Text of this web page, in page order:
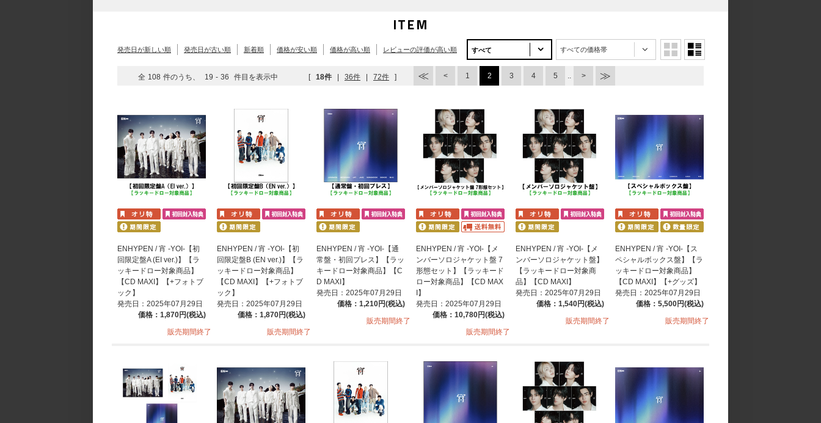
ITEM
発売日が新しい順 発売日が古い順 新着順 価格が安い順 価格が高い順 レビューの評価が高い順 すべて すべての価格帯
全 108 件のうち、 19 - 36 件目を表示中 [ 18件 | 36件 | 72件 ] 1 2 3 4 5
ENHYPEN / 宵 -YOI-【初
回限定盤A (EI ver.)】【ラ
ッキードロー対象商品】
【CD MAXI】【+フォトブ
ック】
発売日：2025年07月29日
価格：1,870円(税込)
販売期間終了
ENHYPEN / 宵 -YOI-【初
回限定盤B (EN ver.)】【ラ
ッキードロー対象商品】
【CD MAXI】【+フォトブ
ック】
発売日：2025年07月29日
価格：1,870円(税込)
販売期間終了
ENHYPEN / 宵 -YOI-【通
常盤・初回プレス】【ラッ
キードロー対象商品】【C
D MAXI】
発売日：2025年07月29日
価格：1,210円(税込)
販売期間終了
ENHYPEN / 宵 -YOI-【メ
ンバーソロジャケット盤 7
形態セット】【ラッキード
ロー対象商品】【CD MAX
I】
発売日：2025年07月29日
価格：10,780円(税込)
販売期間終了
ENHYPEN / 宵 -YOI-【メ
ンバーソロジャケット盤】
【ラッキードロー対象商
品】【CD MAXI】
発売日：2025年07月29日
価格：1,540円(税込)
販売期間終了
ENHYPEN / 宵 -YOI-【ス
ペシャルボックス盤】【ラ
ッキードロー対象商品】
【CD MAXI】【+グッズ】
発売日：2025年07月29日
価格：5,500円(税込)
販売期間終了